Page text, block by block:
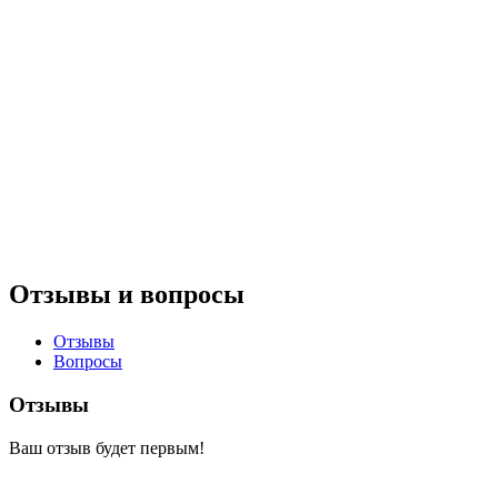
Отзывы и вопросы
Отзывы
Вопросы
Отзывы
Ваш отзыв будет первым!